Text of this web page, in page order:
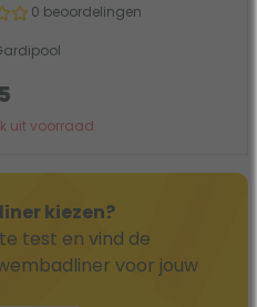
0 beoordelingen
uit voorraad
kiezen?
test en vind de
voor jouw